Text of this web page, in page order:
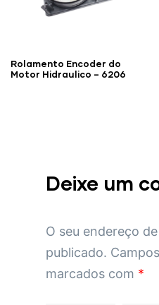
Rolamento Encoder do
Motor Hidraulico – 6206
Deixe um
O seu endereço
publicado.
marcados com *